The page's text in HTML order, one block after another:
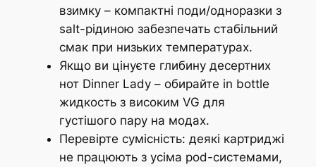
взимку – компактні поди/одноразки з
salt-рідиною забезпечать стабільний
смак при низьких температурах.
Якщо ви цінуєте глибину десертних
нот Dinner Lady – обирайте in bottle
жидкость з високим VG для
густішого пару на модах.
Перевірте сумісність: деякі картриджі
не працюють з усіма pod-системами,